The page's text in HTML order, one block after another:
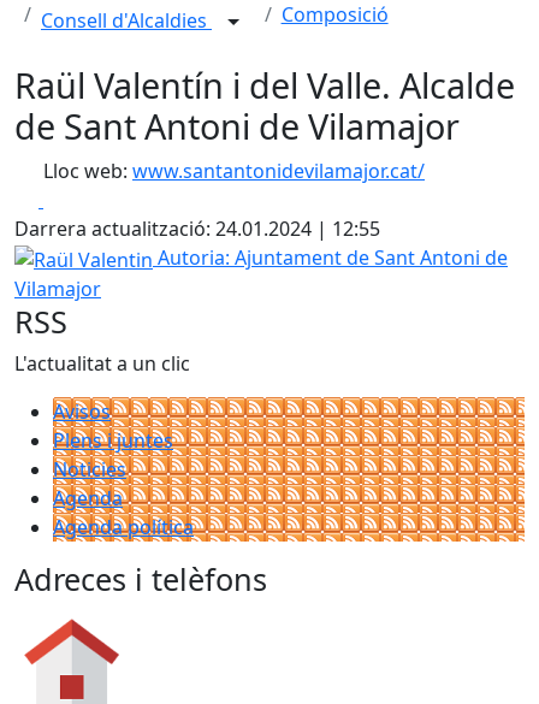
Consell d'Alcaldies
Composició
Raül Valentín i del Valle. Alcalde
de Sant Antoni de Vilamajor
Lloc web: www.santantonidevilamajor.cat/
Darrera actualització: 24.01.2024 | 12:55
Raül Valentin
Autoria: Ajuntament de Sant Antoni de
Vilamajor
RSS
L'actualitat a un clic
Avisos
Plens i juntes
Noticies
Agenda
Agenda política
Adreces i telèfons